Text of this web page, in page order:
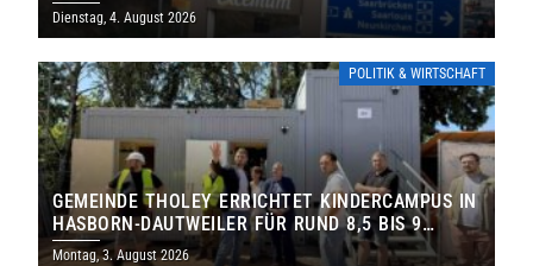
Dienstag, 4. August 2026
POLITIK & WIRTSCHAFT
GEMEINDE THOLEY ERRICHTET KINDERCAMPUS IN
HASBORN-DAUTWEILER FÜR RUND 8,5 BIS 9
MILLIONEN EURO
Montag, 3. August 2026